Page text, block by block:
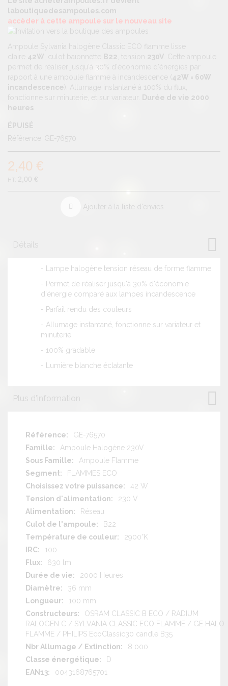
laboutiquedesampoules.com
accèder à cette ampoule sur le nouveau site
Ampoule Sylvania halogène Classic ECO flamme lisse
claire 42W , culot baïonnette B22 , tension 230V . Cette ampoule
permet de réaliser jusqu'à 30% d'économie d'énergies par
rapport à une ampoule flamme à incandescence (42W = 60W
incandescence). Allumage instantané à 100% du flux,
fonctionne sur minuterie, et sur variateur.
Durée de vie 2000
heures
ÉPUISÉ
Référence GE-76570
2,40 €
2,00 €
Ajouter à la liste d'envies
Détails
- Lampe halogène tension réseau de forme flamme
- Permet de réaliser jusqu'à 30% d'économie
d'énergie comparé aux lampes incandescence
- Parfait rendu des couleurs
- Allumage instantané, fonctionne sur variateur et
minuterie
- 100% gradable
- Lumière blanche éclatante
Plus d'information
Plus
d'information
GE-76570
Ampoule Halogène 230V
Ampoule Flamme
FLAMMES ECO
42 W
230 V
Réseau
B22
2900°K
100
630 lm
2000 Heures
36 mm
100 mm
OSRAM CLASSIC B ECO / RADIUM
RALOGEN C / SYLVANIA CLASSIC ECO FLAMME / GE HALO
FLAMME / PHILIPS EcoClassic30 candle B35
8 000
D
0043168765701